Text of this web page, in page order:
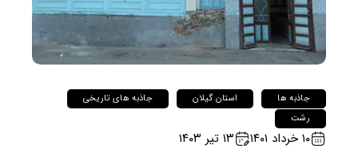
جاذبه ها استان گیلان
جاذبه های تاریخی
رشت
۱۰ خرداد ۱۴۰۱ ۱۳ تیر ۱۴۰۳